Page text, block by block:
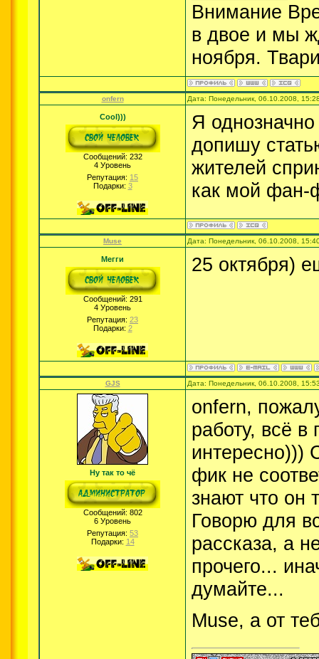
Внимание
в двое и мы
ноября.
onfern Дата: Понедельник, 06.10.2008,
Cool)))
Сообщений: 232
4 Уровень
Репутация: 15
Подарки: 3
Я однозначно
допишу
жителей
как мой фан-
Muse Дата: Понедельник, 06.10.2008,
Мегги
Сообщений: 291
4 Уровень
Репутация: 23
Подарки: 2
25 октября)
GJS Дата: Понедельник, 06.10.2008,
Ну так то чё
Сообщений: 802
6 Уровень
Репутация: 53
Подарки: 14
onfern,
работу, всё в
интересно)))
фик не
знают что он
Говорю для
рассказа, а
прочего...
думайте...
Muse, а от